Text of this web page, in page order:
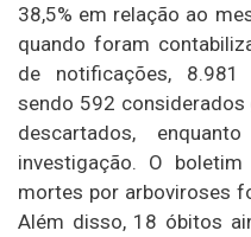
38,5% em relação ao
quando foram
de notificações,
sendo 592
descartados,
investigação. O
mortes por arboviroses
Além disso, 18 óbitos